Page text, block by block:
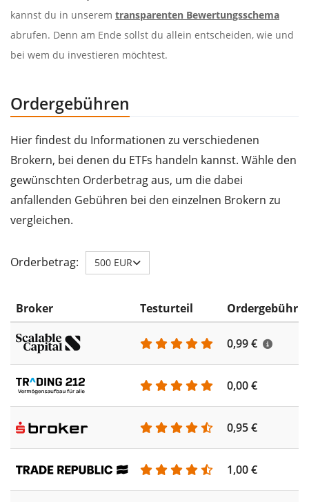
kannst du in unserem transparenten Bewertungsschema
abrufen. Denn am Ende sollst du allein entscheiden, wie und
bei wem du investieren möchtest.
Ordergebühren
Hier findest du Informationen zu verschiedenen
Brokern, bei denen du ETFs handeln kannst. Wähle den
gewünschten Orderbetrag aus, um die dabei
anfallenden Gebühren bei den einzelnen Brokern zu
vergleichen.
Orderbetrag: 500 EUR
Broker Testurteil Ordergebühr
0,99 €
0,00 €
0,95 €
1,00 €